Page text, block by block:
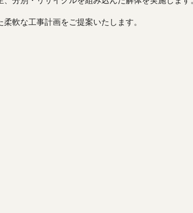
軟な工事計画をご提案いたします。